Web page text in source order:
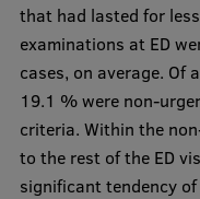
that had lasted for
examinations at ED
cases, on average. Of
19.1 % were non-
criteria. Within the
to the rest of the ED
significant tendency